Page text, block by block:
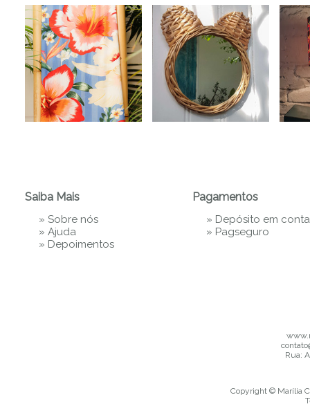
Saiba Mais
» Sobre nós
» Ajuda
» Depoimentos
Pagamentos
» Depósito em conta
» Pagseguro
Rua:
Copyright © Marília